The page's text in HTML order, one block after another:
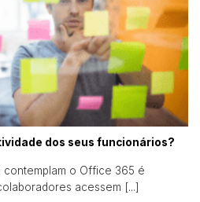
dos seus funcionários?
o Office 365 é
acessem [...]